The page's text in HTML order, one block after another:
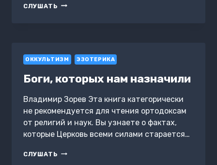
СЛУШАТЬ КНИГА
ВЛИЯНИЯ
ОККУЛЬТИЗМ ЭЗОТЕРИКА
Боги, которых нам назначили
Владимир Зорев Эта книга категорически
не рекомендуется для чтения ортодоксам
от религий и наук. Вы узнаете о фактах,
которые Церковь всеми силами старается…
СЛУШАТЬ БОГИ,